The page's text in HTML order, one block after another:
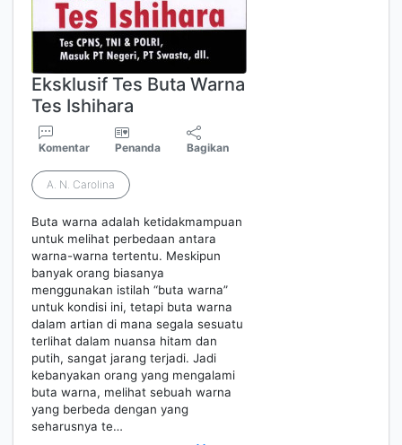
Eksklusif Tes Buta Warna
Tes Ishihara
Komentar Penanda Bagikan
A. N. Carolina
Buta warna adalah ketidakmampuan
untuk melihat perbedaan antara
warna-warna tertentu. Meskipun
banyak orang biasanya
menggunakan istilah “buta warna”
untuk kondisi ini, tetapi buta warna
dalam artian di mana segala sesuatu
terlihat dalam nuansa hitam dan
putih, sangat jarang terjadi. Jadi
kebanyakan orang yang mengalami
buta warna, melihat sebuah warna
yang berbeda dengan yang
seharusnya te…